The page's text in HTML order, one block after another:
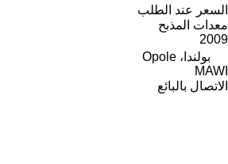
السعر عند الطلب
معدات المذبح
2009
بولندا، Opole
MAWI
الاتصال بالبائع